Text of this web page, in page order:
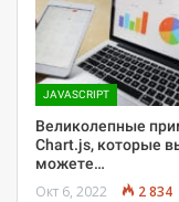
JAVASCRIPT
Великолепные
Chart.js, которые
можете…
Окт 6, 2022 2 834